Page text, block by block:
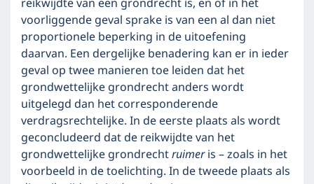
voorliggende geval sprake is van een al dan niet
proportionele beperking in de uitoefening
daarvan. Een dergelijke benadering kan er in ieder
geval op twee manieren toe leiden dat het
grondwettelijke grondrecht anders wordt
uitgelegd dan het corresponderende
verdragsrechtelijke. In de eerste plaats als wordt
geconcludeerd dat de reikwijdte van het
grondwettelijke grondrechtruimeris – zoals in het
voorbeeld in de toelichting. In de tweede plaats als